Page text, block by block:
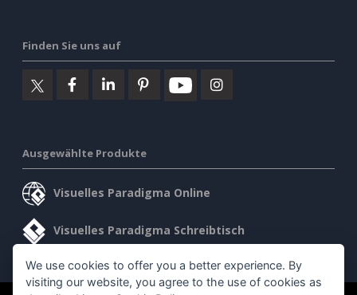
Finden Sie uns auf
Ausgewählte Produkte
Visuelles Paradigma Online
Visuelles Paradigma Schreibtisch
We use cookies to offer you a better experience. By
visiting our website, you agree to the use of cookies as